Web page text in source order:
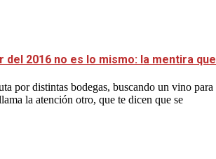
del 2016 no es lo mismo: la mentira
por distintas bodegas, buscando un vino
la atención otro, que te dicen que se